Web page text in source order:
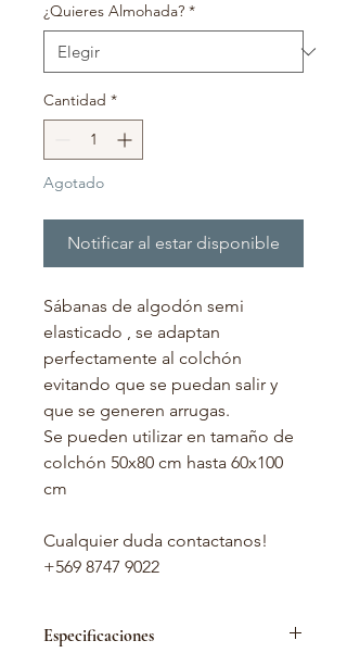
¿Quieres Almohada? *
Cantidad *
Agotado
Notificar al estar disponible
Sábanas de algodón semi
elasticado , se adaptan
perfectamente al colchón
evitando que se puedan salir y
que se generen arrugas.
Se pueden utilizar en tamaño de
colchón 50x80 cm hasta 60x100
cm
Cualquier duda contactanos!
+569 8747 9022
Especificaciones